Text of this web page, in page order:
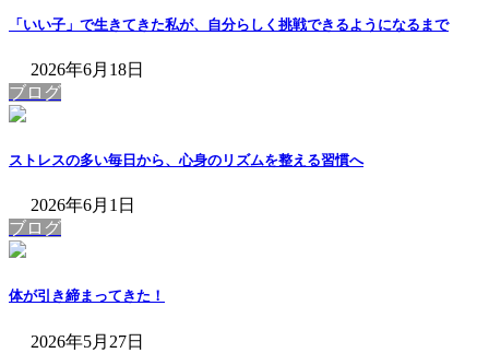
「いい子」で生きてきた私が、自分らしく挑戦できるようになるまで
2026年6月18日
ブログ
ストレスの多い毎日から、心身のリズムを整える習慣へ
2026年6月1日
ブログ
体が引き締まってきた！
2026年5月27日